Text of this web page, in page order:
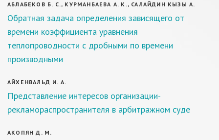
АБЛАБЕКОВ Б. С., КУРМАНБАЕВА А. К., САЛАЙДИН КЫЗЫ А.
Обратная задача определения зависящего от
времени коэффициента уравнения
теплопроводности с дробными по времени
производными
АЙХЕНВАЛЬД И. А.
Представление интересов организации-
рекламораспространителя в арбитражном суде
АКОПЯН Д. М.